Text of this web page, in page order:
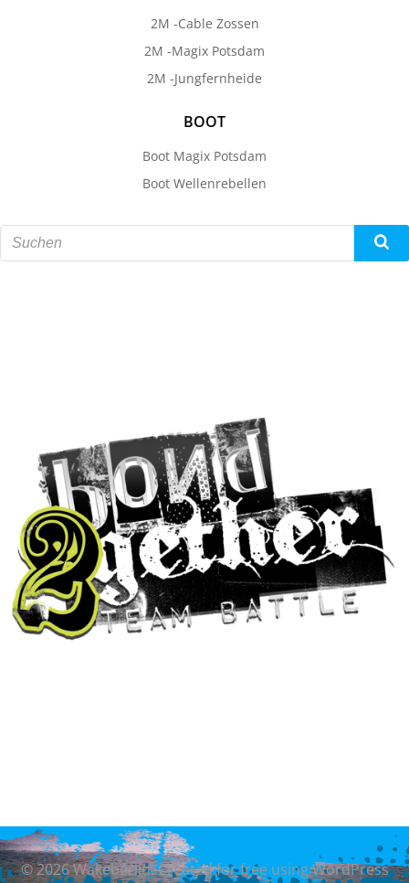
2M -Cable Zossen
2M -Magix Potsdam
2M -Jungfernheide
BOOT
Boot Magix Potsdam
Boot Wellenrebellen
© 2026 Wakeberlin. Created for free using WordPress